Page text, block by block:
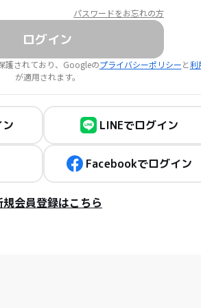
パスワードをお忘れの方
ログイン
護されており、Googleのプライバシーポリシーと利
が適用されます。
LINEでログイン
Facebookでログイン
規会員登録はこちら